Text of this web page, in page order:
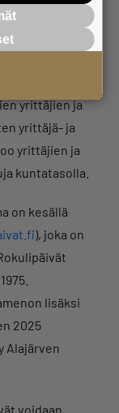
yrittäjien ja
yrittäjä- ja
yrittäjien ja
kuntatasolla.
on kesällä
), joka on
lisäksi
2025
Alajärven
voidaan